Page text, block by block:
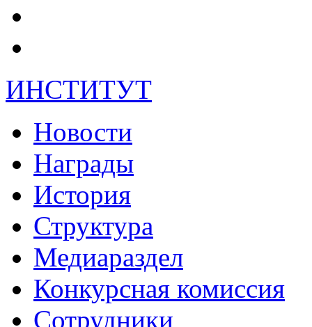
ИНСТИТУТ
Новости
Награды
История
Структура
Медиараздел
Конкурсная комиссия
Сотрудники